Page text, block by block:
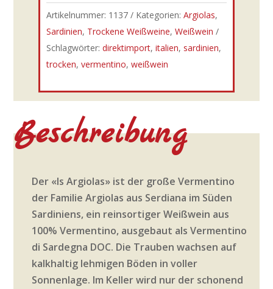
Menge
Artikelnummer: 1137 Kategorien: Argiolas,
Sardinien, Trockene Weißweine, Weißwein
Schlagwörter: direktimport, italien, sardinien,
trocken, vermentino, weißwein
Beschreibung
Der «Is Argiolas» ist der große Vermentino
der Familie Argiolas aus Serdiana im Süden
Sardiniens, ein reinsortiger Weißwein aus
100% Vermentino, ausgebaut als Vermentino
di Sardegna DOC. Die Trauben wachsen auf
kalkhaltig lehmigen Böden in voller
Sonnenlage. Im Keller wird nur der schonend